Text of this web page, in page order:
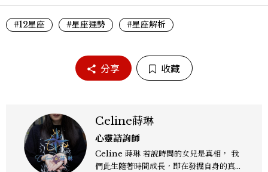
#12星座 #星座運勢 #星座解析
分享 收藏
Celine蒔琳
心靈諮詢師
Celine 蒔琳 若說時間的女兒是真相， 我
們此生隨著時間成長，即在發掘自身的真